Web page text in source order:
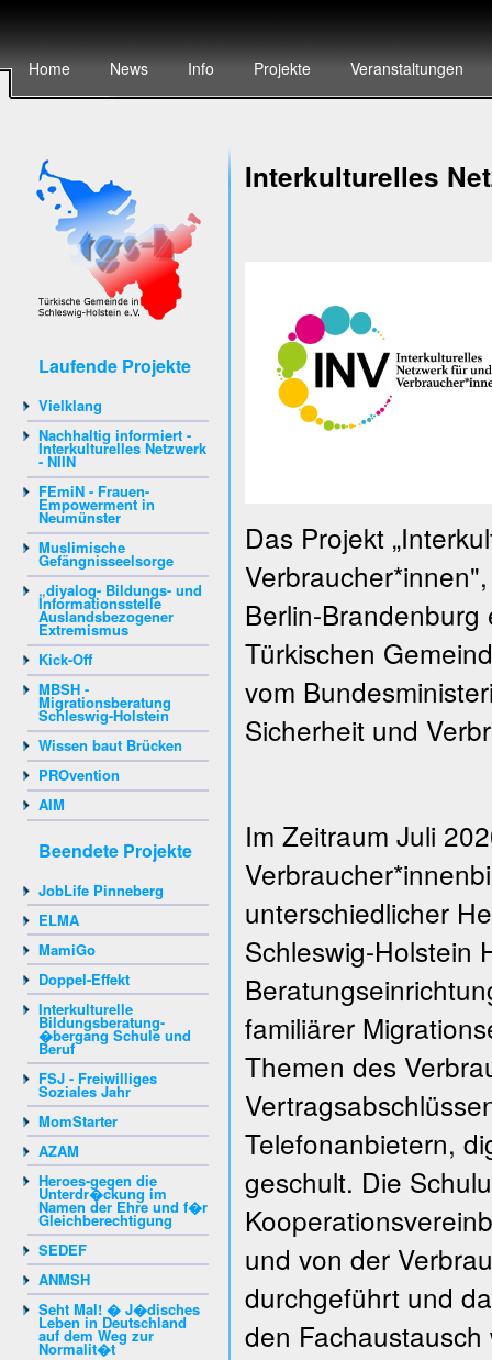
Home News Info Projekte Veranstaltungen
Laufende Projekte
Vielklang
Nachhaltig informiert -
Interkulturelles Netzwerk
- NIIN
FEmiN - Frauen-
Empowerment in
Neumünster
Muslimische
Gefängnisseelsorge
„diyalog- Bildungs- und
Informationsstelle
Auslandsbezogener
Extremismus
Kick-Off
MBSH -
Migrationsberatung
Schleswig-Holstein
Wissen baut Brücken
PROvention
AIM
Beendete Projekte
JobLife Pinneberg
ELMA
MamiGo
Doppel-Effekt
Interkulturelle
Bildungsberatung-
�bergang Schule und
Beruf
FSJ - Freiwilliges
Soziales Jahr
MomStarter
AZAM
Heroes-gegen die
Unterdr�ckung im
Namen der Ehre und f�r
Gleichberechtigung
SEDEF
ANMSH
Seht Mal! � J�disches
Leben in Deutschland
auf dem Weg zur
Normalit�t
Interkulturelles
Das Projekt
Berlin-
Türkischen
vom
Sicherheit und
Im Zeitraum Juli
unterschiedlicher
Schleswig-Holstein
familiärer
Themen des
Telefonanbietern,
geschult. Die
und von der
durchgeführt und
den